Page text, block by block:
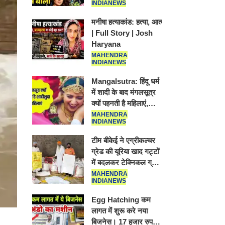
Viral Jantar-
Mantar | CJP
protest
INDIANEWS
मनीषा हत्याकांड: हत्या, आत्महत्या या
| Full Story |
Josh Haryana
MAHENDRA
INDIANEWS
Mangalsutra:
हिंदू धर्म में शादी के
बाद मंगलसूत्र क्यों
पहनती है महिलाएं,
किसने शुरु की ये
परंपरा
MAHENDRA
INDIANEWS
टीम बीकेई ने
एग्रीकल्चर ग्रेड की
यूरिया खाद गट्टों में
बदलकर टेक्निकल
ग्रेड में बेचने वालों
पर करवाई कार्रवाई:
लखविंदर सिंह
औलख
MAHENDRA
INDIANEWS
Egg Hatching
कम लागत में शुरू
करे नया बिजनेस।